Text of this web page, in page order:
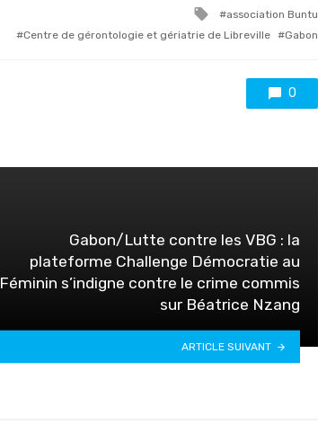
Tagged
with
association Buntu
Centre de gérontologie et gériatrie de Libreville
Gabon
0
Gabon/Lutte contre les VBG : la
plateforme Challenge Démocratie au
Féminin s’indigne contre le crime commis
sur Béatrice Nzang
ARTICLE SUIVANT